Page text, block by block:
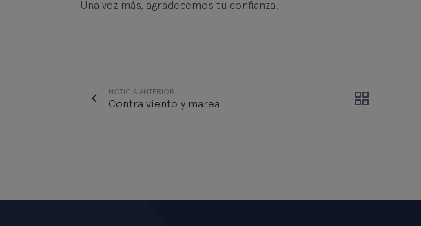
Una vez más, agradecemos tu confianza.
NOTICIA ANTERIOR
Contra viento y marea